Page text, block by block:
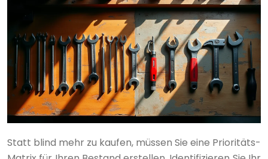
Statt blind mehr zu kaufen, müssen Sie eine Prioritäts-